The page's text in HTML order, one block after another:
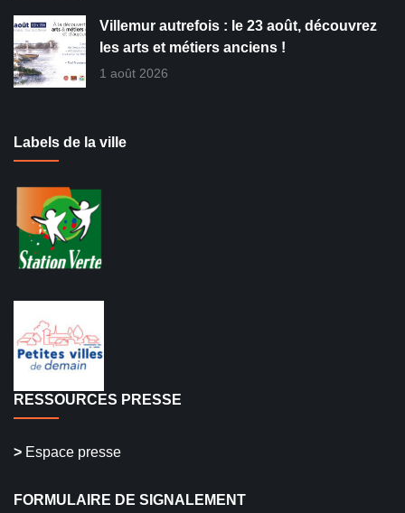
Villemur autrefois : le 23 août, découvrez
les arts et métiers anciens !
1 août 2026
Labels de la ville
RESSOURCES PRESSE
> Espace presse
FORMULAIRE DE SIGNALEMENT